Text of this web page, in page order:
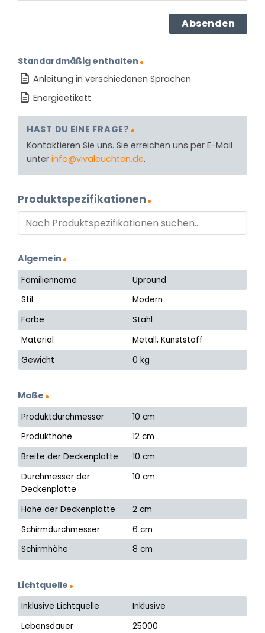
Standardmäßig enthalten
Anleitung in verschiedenen Sprachen
Energieetikett
HAST DU EINE FRAGE?
Kontaktieren Sie uns. Sie erreichen uns per E-Mail
unter info@vivaleuchten.de.
Produktspezifikationen
Algemein
Familienname
Upround
Stil
Modern
Farbe
Stahl
Material
Metall, Kunststoff
Gewicht
0 kg
Maße
Produktdurchmesser
10 cm
Produkthöhe
12 cm
Breite der Deckenplatte
10 cm
Durchmesser der
Deckenplatte
10 cm
Höhe der Deckenplatte
2 cm
Schirmdurchmesser
6 cm
Schirmhöhe
8 cm
Lichtquelle
Inklusive Lichtquelle
Inklusive
Lebensdauer
25000